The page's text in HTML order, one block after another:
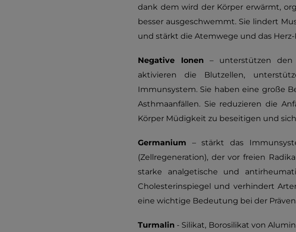
dank dem wird der Körper erwärmt,
besser ausgeschwemmt. Sie lindert
und stärkt die Atemwege und das Herz-
Negative Ionen – unterstützen den
aktivieren die Blutzellen,
Immunsystem. Sie haben eine große
Asthmaanfällen. Sie reduzieren die
Körper Müdigkeit zu beseitigen und
Germanium – stärkt das
(Zellregeneration), der vor freien
starke analgetische und
Cholesterinspiegel und verhindert
eine wichtige Bedeutung bei der
Turmalin - Silikat, Borosilikat von